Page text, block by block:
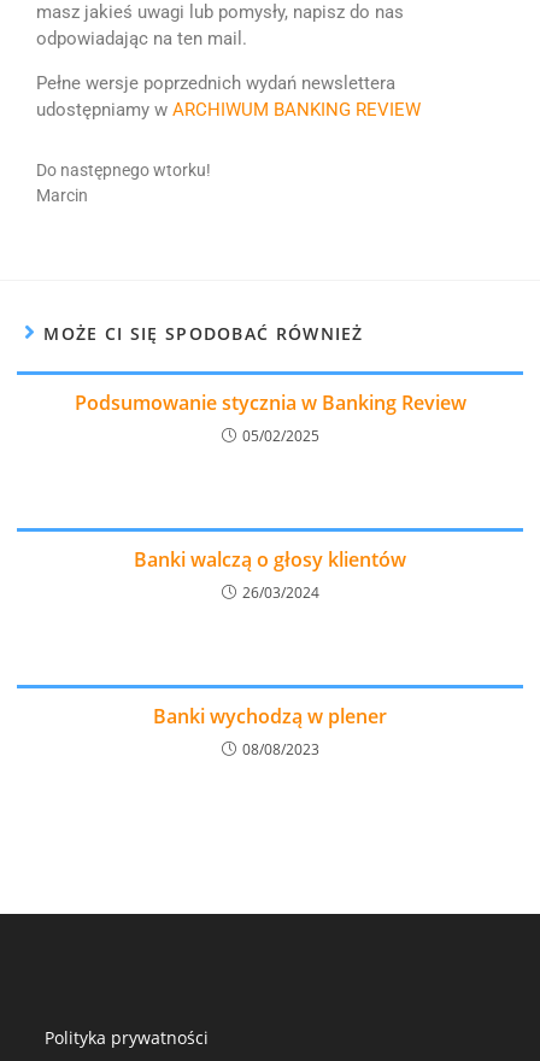
masz jakieś uwagi lub pomysły, napisz do nas
odpowiadając na ten mail.
Pełne wersje poprzednich wydań newslettera
udostępniamy w ARCHIWUM BANKING REVIEW
Do następnego wtorku!
Marcin
MOŻE CI SIĘ SPODOBAĆ RÓWNIEŻ
Podsumowanie stycznia w Banking Review
05/02/2025
Banki walczą o głosy klientów
26/03/2024
Banki wychodzą w plener
08/08/2023
Polityka prywatności